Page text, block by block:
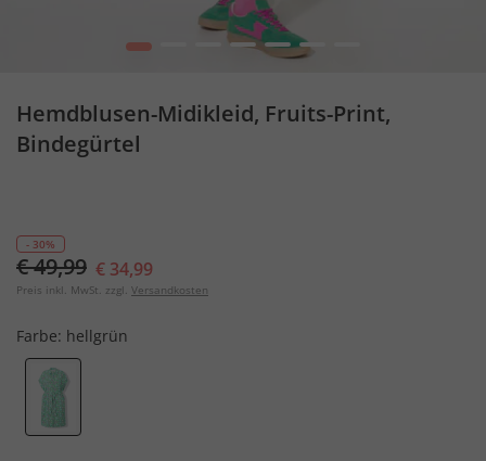
1 4 5 6
Hemdblusen-Midikleid, Fruits-Print,
Bindegürtel
- 30%
€ 49,99 € 34,99
Preis inkl. MwSt. zzgl. Versandkosten
Farbe: hellgrün